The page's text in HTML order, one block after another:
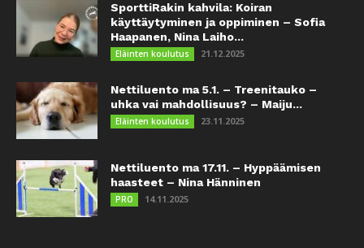
SporttiRakin kahvila: Koiran
käyttäytyminen ja oppiminen – Sofia
Haapanen, Nina Laiho...
Eläinten koulutus 21.12.2025
Nettiluento ma 5.1. – Treenitauko –
uhka vai mahdollisuus? – Maiju...
Eläinten koulutus 23.11.2025
Nettiluento ma 17.11. – Hyppäämisen
haasteet – Nina Hänninen
PRO 14.11.2025